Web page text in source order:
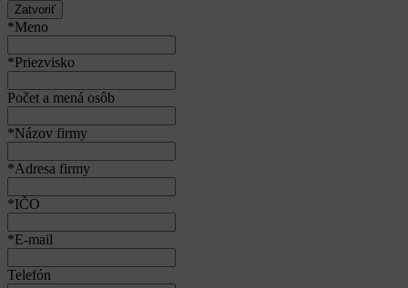
Zatvoriť
*Meno
*Priezvisko
Počet a mená osôb
*Názov firmy
*Adresa firmy
*IČO
*E-mail
Telefón